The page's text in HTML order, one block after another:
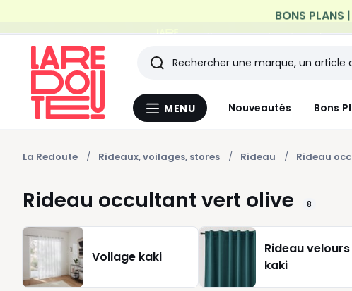
Profitez de la livraison à
Menu
MENU Nouveautés Bons
Rechercher
Les
derniers
articles
consultés
La Redoute Rideaux, voilages, stores Rideau Rideau
Rideau occultant vert olive 8
Voilage kaki
Rideau velours
kaki